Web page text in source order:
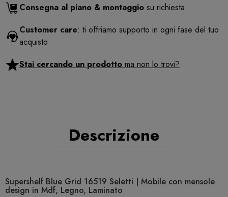
Consegna al piano & montaggio su richiesta
Customer care: ti offriamo supporto in ogni fase del tuo
acquisto
Stai cercando un prodotto ma non lo trovi?
Descrizione
Supershelf Blue Grid 16519 Seletti | Mobile con mensole
design in Mdf, Legno, Laminato